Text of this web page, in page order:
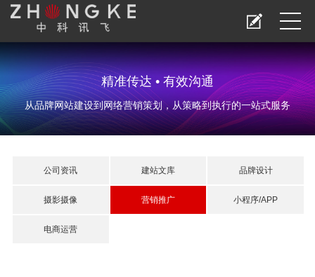
精准传达 • 有效沟通
从品牌网站建设到网络营销策划，从策略到执行的一站式服务
公司资讯 建站文库 品牌设计
摄影摄像 营销推广 小程序/APP
电商运营